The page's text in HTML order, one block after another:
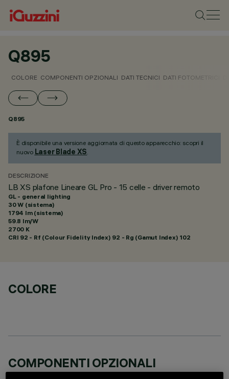
Q895
COLORE COMPONENTI OPZIONALI DATI TECNICI DATI FOTOMETRICI
Q895
È disponibile una versione aggiornata di questo apparecchio: scopri il
nuovo Laser Blade XS.
DESCRIZIONE
LB XS plafone Lineare GL Pro - 15 celle - driver remoto
GL - general lighting
30 W (sistema)
1794 lm (sistema)
59.8 lm/W
2700 K
CRI 92 - Rf (Colour Fidelity Index) 92 - Rg (Gamut Index) 102
COLORE
COMPONENTI OPZIONALI